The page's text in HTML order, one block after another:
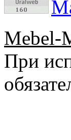
Mebel-
При